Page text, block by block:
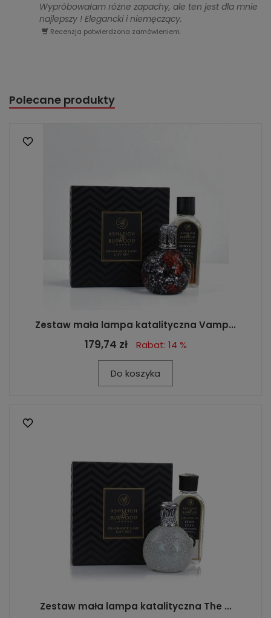
Wypróbowałam różne zapachy, ale ten jest dla mnie
najlepszy ! Elegancki i niemęczący.
Recenzja potwierdzona zamówieniem.
Polecane produkty
Zestaw mała lampa katalityczna Vamp...
179,74 zł Rabat: 14 %
Do koszyka
Zestaw mała lampa katalityczna The ...